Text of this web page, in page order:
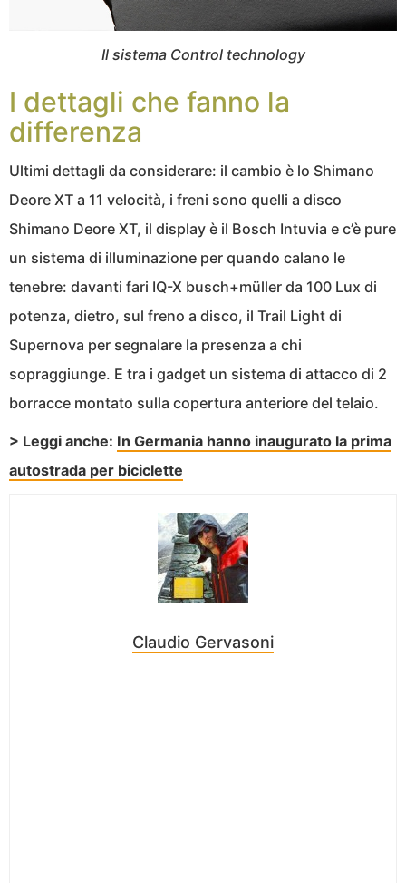
Il sistema Control technology
I dettagli che fanno la
differenza
Ultimi dettagli da considerare: il cambio è lo Shimano
Deore XT a 11 velocità, i freni sono quelli a disco
Shimano Deore XT, il display è il Bosch Intuvia e c’è pure
un sistema di illuminazione per quando calano le
tenebre: davanti fari IQ-X busch+müller da 100 Lux di
potenza, dietro, sul freno a disco, il Trail Light di
Supernova per segnalare la presenza a chi
sopraggiunge. E tra i gadget un sistema di attacco di 2
borracce montato sulla copertura anteriore del telaio.
> Leggi anche: In Germania hanno inaugurato la prima
autostrada per biciclette
Claudio Gervasoni